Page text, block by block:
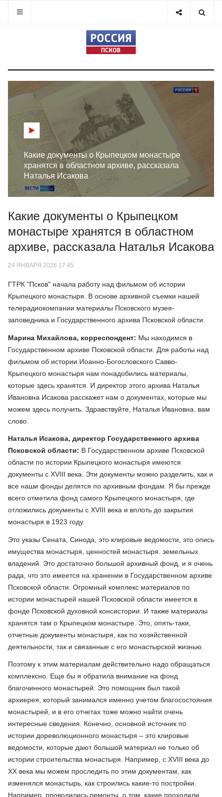
Какие документы о Крыпецком монастыре
хранятся в областном архиве, рассказала
Наталья Исакова
Какие документы о Крыпецком
монастыре хранятся в областном
архиве, рассказала Наталья Исакова
24 ЯНВАРЯ 2026 17:45
ГТРК "Псков" начала работу над фильмом об истории
Крыпецкого монастыря. В основе архивной съемки нашей
телерадиокомпании материалы Псковского музея-
заповедника и Государственного архива Псковской области.
Марина Михайлова, корреспондент: Мы находимся в
Государственном архиве Псковской области. Для работы над
фильмом об истории Иоанно-Богословского Савво-
Крыпецкого монастыря нам понадобились материалы,
которые здесь хранятся. И директор этого архива Наталья
Ивановна Исакова расскажет нам о документах, которые мы
можем здесь получить. Здравствуйте, Наталья Ивановна. вам
слово.
Наталья Исакова, директор Государственного архива
Псковской области: В Государственном архиве Псковской
области по истории Крыпецкого монастыря имеются
документы с XVIII века. Эти документы можно разделить, как и
все наши фонды делятся по архивным фондам. Я бы прежде
всего отметила фонд самого Крыпецкого монастыря, где
отложились документы с XVIII века и вплоть до закрытия
монастыря в 1923 году.
Это указы Сената, Синода, это клировые ведомости, это опись
имущества монастыря, ценностей монастыря. земельных
владений. Это достаточно большой архивный фонд, и я очень
рада, что это имеется на хранении в Государственном архиве
Псковской области. Огромный комплекс материалов по
истории монастырей нашей Псковской области имеется в
фонде Псковской духовной консистории. И также материалы
хранятся там о Крыпецком монастыре. Это, опять-таки,
отчетные документы монастыря, как по хозяйственной
деятельности, так и связанные с его монастырской жизнью.
Поэтому к этим материалам действительно надо обращаться
комплексно. Еще бы я обратила внимание на фонд
благочинного монастырей. Это помощник был такой
архиерея, который занимался именно учетом благосостояния
монастырей, и в его отчетах тоже можно найти очень
интересные сведения. Конечно, основной источник по
истории дореволюционного монастыря – это клировые
ведомости, которые дают большой материал не только об
истории строительства монастыря. Например, с XVIII века до
XX века мы можем проследить по этим документам, как
изменялся монастырь, как строились какие-то постройки.
Например, проводились ремонты, о том, какие проходили